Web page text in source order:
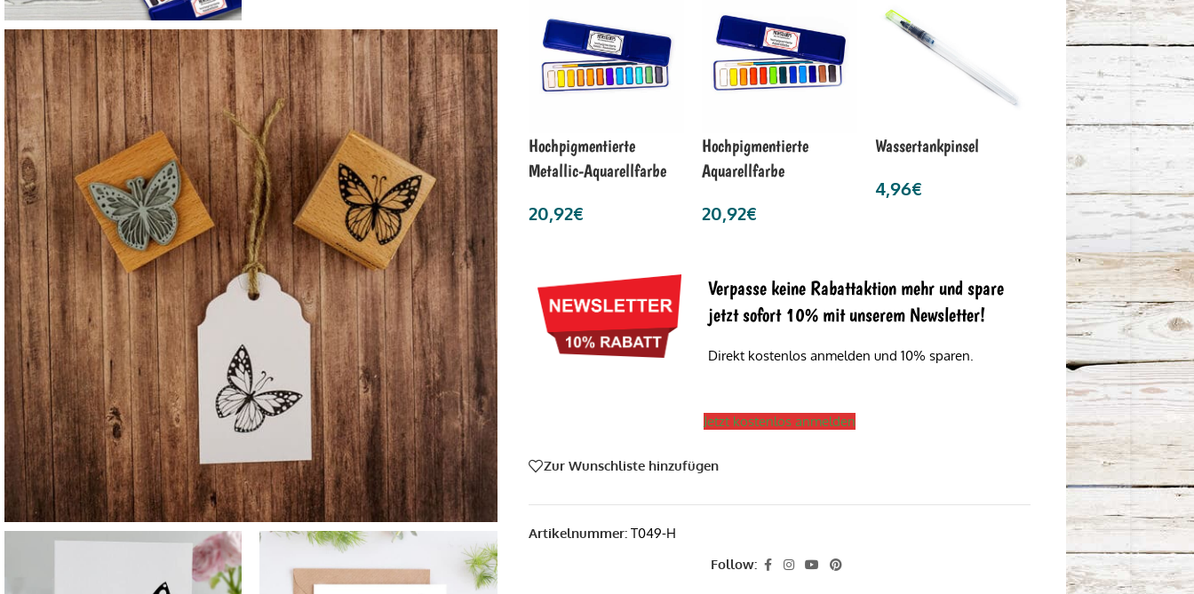
Hochpigmentierte
Metallic-Aquarellfarbe
20,92€
Hochpigmentierte
Aquarellfarbe
20,92€
Wassertankpinsel
4,96€
Verpasse keine Rabattaktion mehr und spare
jetzt sofort 10% mit unserem Newsletter!
Direkt kostenlos anmelden und 10% sparen.
Jetzt kostenlos anmelden
Zur Wunschliste hinzufügen
Artikelnummer: T049-H
Follow: